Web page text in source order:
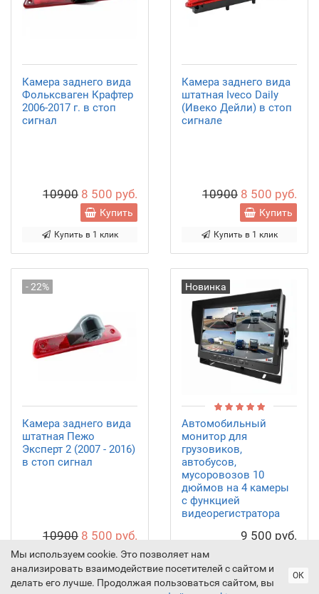
Камера заднего вида
Фольксваген Крафтер
2006-2017 г. в стоп
сигнал
10900 8 500 руб.
Купить
Купить в 1 клик
Камера заднего вида
штатная Iveco Daily
(Ивеко Дейли) в стоп
сигнале
10900 8 500 руб.
Купить
Купить в 1 клик
- 22%
Камера заднего вида
штатная Пежо
Эксперт 2 (2007 - 2016)
в стоп сигнал
10900 8 500 руб.
Купить
Новинка
Автомобильный
монитор для
грузовиков,
автобусов,
мусоровозов 10
дюймов на 4 камеры
с функцией
видеорегистратора
9 500 руб.
Мы используем cookie. Это позволяет нам
анализировать взаимодействие посетителей с сайтом и
делать его лучше. Продолжая пользоваться сайтом, вы
ОК